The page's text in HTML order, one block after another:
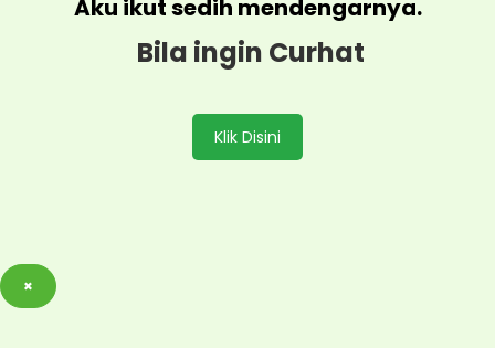
Aku ikut sedih mendengarnya.
Bila ingin Curhat
Klik Disini
×